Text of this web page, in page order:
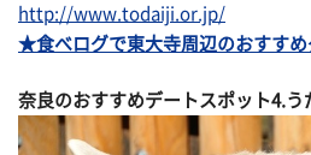
http://www.todaiji.or.jp/
★食べログで東大寺周辺のおすすめ
奈良のおすすめデートスポット4.う